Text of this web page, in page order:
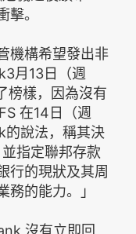
。
機構希望發出非
月13日（週
榜樣，因為沒有
在14日（週
的說法，稱其決
指定聯邦存款
行的現狀及其周
的能力。」
沒有立即回